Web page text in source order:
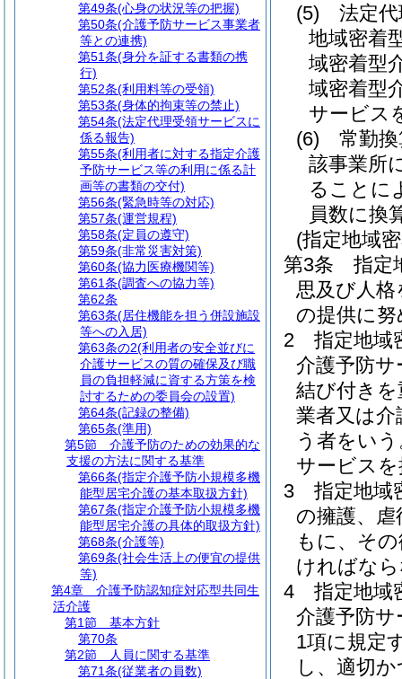
(5)
法定
地域密着
域密着型
域密着型
サービス
(6)
常勤
該事業所
ることに
員数に換
(指定地域
第3条
指定
思及び人
の提供に
2
指定地域
介護予防
結び付き
業者又は
う者をい
サービス
3
指定地域
の擁護、
もに、そ
ければな
4
指定地域
介護予防
1項に規定
し、適切
第49条(心身の状況等の把握)
第50条(介護予防サービス事業者
等との連携)
第51条(身分を証する書類の携
行)
第52条(利用料等の受領)
第53条(身体的拘束等の禁止)
第54条(法定代理受領サービスに
係る報告)
第55条(利用者に対する指定介護
予防サービス等の利用に係る計
画等の書類の交付)
第56条(緊急時等の対応)
第57条(運営規程)
第58条(定員の遵守)
第59条(非常災害対策)
第60条(協力医療機関等)
第61条(調査への協力等)
第62条
第63条(居住機能を担う併設施設
等への入居)
第63条の2(利用者の安全並びに
介護サービスの質の確保及び職
員の負担軽減に資する方策を検
討するための委員会の設置)
第64条(記録の整備)
第65条(準用)
第5節
介護予防のための効果的な
支援の方法に関する基準
第66条(指定介護予防小規模多機
能型居宅介護の基本取扱方針)
第67条(指定介護予防小規模多機
能型居宅介護の具体的取扱方針)
第68条(介護等)
第69条(社会生活上の便宜の提供
等)
第4章
介護予防認知症対応型共同生
活介護
第1節
基本方針
第70条
第2節
人員に関する基準
第71条(従業者の員数)